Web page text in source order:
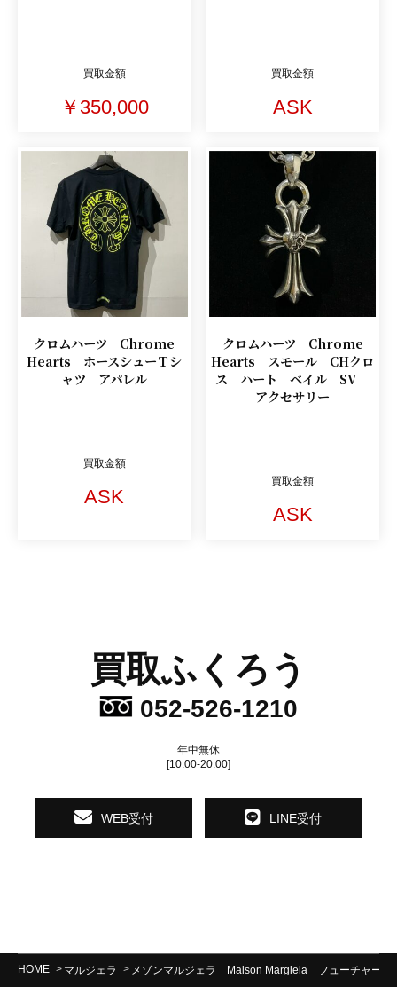
買取金額
￥350,000
買取金額
ASK
クロムハーツ Chrome
Hearts ホースシューＴシ
ャツ アパレル
買取金額
ASK
クロムハーツ Chrome
Hearts スモール CHクロ
ス ハート ベイル SV
アクセサリー
買取金額
ASK
買取ふくろう
052-526-1210
年中無休
[10:00-20:00]
WEB受付 LINE受付
HOME マルジェラ メゾンマルジェラ Maison Margiela フューチャー